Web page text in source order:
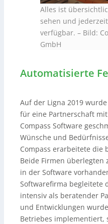
Alles ist
sehen und
verfügbar. – Bild:
GmbH
Automatisierte
Auf der Ligna 2019
für eine Partnerschaft
Compass Software
Wünsche und
Compass erarbeitete die
Beide Firmen überlegten
in der Software
Softwarefirma begleitete
intensiv als beratender
und Entwicklungen
Betriebes implementiert,